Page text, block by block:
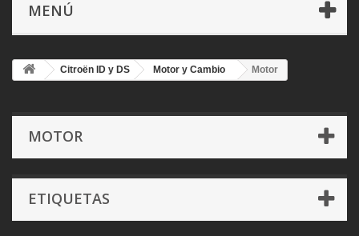
MENÚ
Citroën ID y DS Motor y Cambio Motor
MOTOR
ETIQUETAS